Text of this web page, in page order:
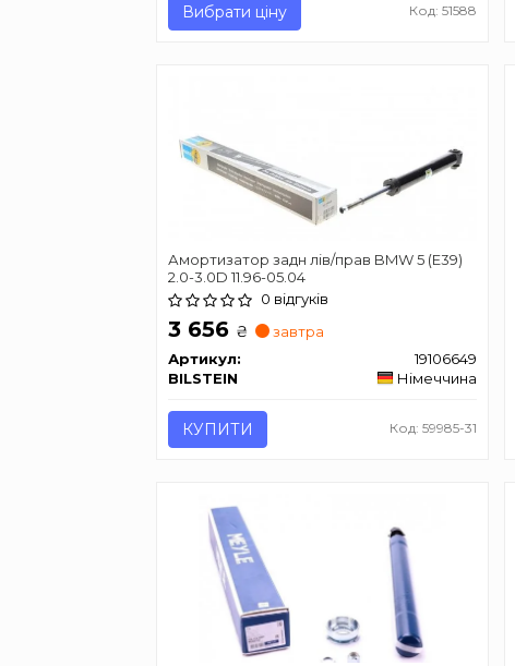
Вибрати ціну Код: 51588
Амортизатор задн лів/прав BMW 5 (E39)
2.0-3.0D 11.96-05.04
0 відгуків
3 656 ₴
завтра
Артикул:
19106649
BILSTEIN
Німеччина
КУПИТИ Код: 59985-31